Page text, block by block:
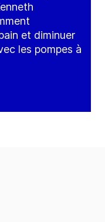
et diminuer
les pompes à